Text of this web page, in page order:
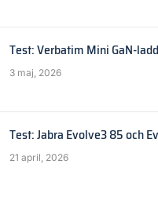
Test: Verbatim Mini GaN-
3 maj, 2026
Test: Jabra Evolve3 85 och
21 april, 2026